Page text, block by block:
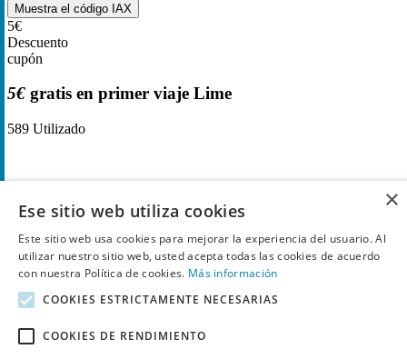
Muestra el código IAX
5€
Descuento
cupón
5€ gratis en primer viaje Lime
589 Utilizado
×
Ese sitio web utiliza cookies
Este sitio web usa cookies para mejorar la experiencia del usuario. Al
utilizar nuestro sitio web, usted acepta todas las cookies de acuerdo
con nuestra Política de cookies. Más información
COOKIES ESTRICTAMENTE NECESARIAS
COOKIES DE RENDIMIENTO